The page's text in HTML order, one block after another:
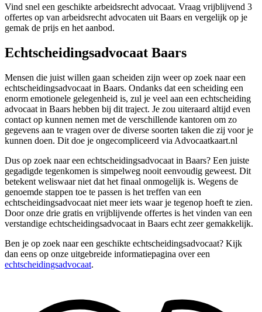
Vind snel een geschikte arbeidsrecht advocaat. Vraag vrijblijvend 3
offertes op van arbeidsrecht advocaten uit Baars en vergelijk op je
gemak de prijs en het aanbod.
Echtscheidingsadvocaat Baars
Mensen die juist willen gaan scheiden zijn weer op zoek naar een
echtscheidingsadvocaat in Baars. Ondanks dat een scheiding een
enorm emotionele gelegenheid is, zul je veel aan een echtscheiding
advocaat in Baars hebben bij dit traject. Je zou uiteraard altijd even
contact op kunnen nemen met de verschillende kantoren om zo
gegevens aan te vragen over de diverse soorten taken die zij voor je
kunnen doen. Dit doe je ongecompliceerd via Advocaatkaart.nl
Dus op zoek naar een echtscheidingsadvocaat in Baars? Een juiste
gegadigde tegenkomen is simpelweg nooit eenvoudig geweest. Dit
betekent weliswaar niet dat het finaal onmogelijk is. Wegens de
genoemde stappen toe te passen is het treffen van een
echtscheidingsadvocaat niet meer iets waar je tegenop hoeft te zien.
Door onze drie gratis en vrijblijvende offertes is het vinden van een
verstandige echtscheidingsadvocaat in Baars echt zeer gemakkelijk.
Ben je op zoek naar een geschikte echtscheidingsadvocaat? Kijk
dan eens op onze uitgebreide informatiepagina over een
echtscheidingsadvocaat.